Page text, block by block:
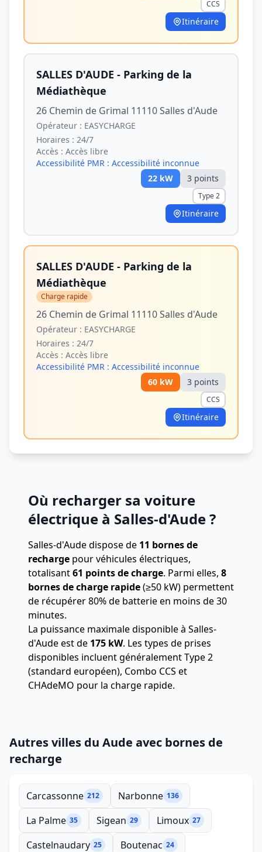
CCS
Itinéraire
SALLES D'AUDE - Parking de la
Médiathèque
26 Chemin de Grimal 11110 Salles d'Aude
Opérateur : EASYCHARGE
Horaires : 24/7
Accès : Accès libre
Accessibilité PMR : Accessibilité inconnue
22 kW 3 points
Type 2
Itinéraire
SALLES D'AUDE - Parking de la
Médiathèque
Charge rapide
26 Chemin de Grimal 11110 Salles d'Aude
Opérateur : EASYCHARGE
Horaires : 24/7
Accès : Accès libre
Accessibilité PMR : Accessibilité inconnue
60 kW 3 points
CCS
Itinéraire
Où recharger sa voiture
électrique à Salles-d'Aude ?
Salles-d'Aude dispose de 11 bornes de
recharge pour véhicules électriques,
totalisant61 points de charge. Parmi elles, 8
bornes de charge rapide(≥50 kW) permettent
de récupérer 80% de batterie en moins de 30
minutes.
La puissance maximale disponible à Salles-
d'Aude est de 175 kW. Les types de prises
disponibles incluent généralement Type 2
(standard européen), Combo CCS et
CHAdeMO pour la charge rapide.
Autres villes du Aude avec bornes de
recharge
Carcassonne 212 Narbonne 136
La Palme 35 Sigean 29 Limoux 27
Castelnaudary 25 Boutenac 24